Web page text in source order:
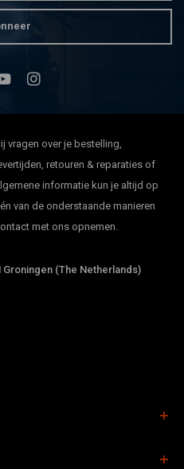
vragen over je bestelling,
retouren & reparaties of
informatie kun je altijd op
van de onderstaande manieren
met ons opnemen.
Groningen (The Netherlands)